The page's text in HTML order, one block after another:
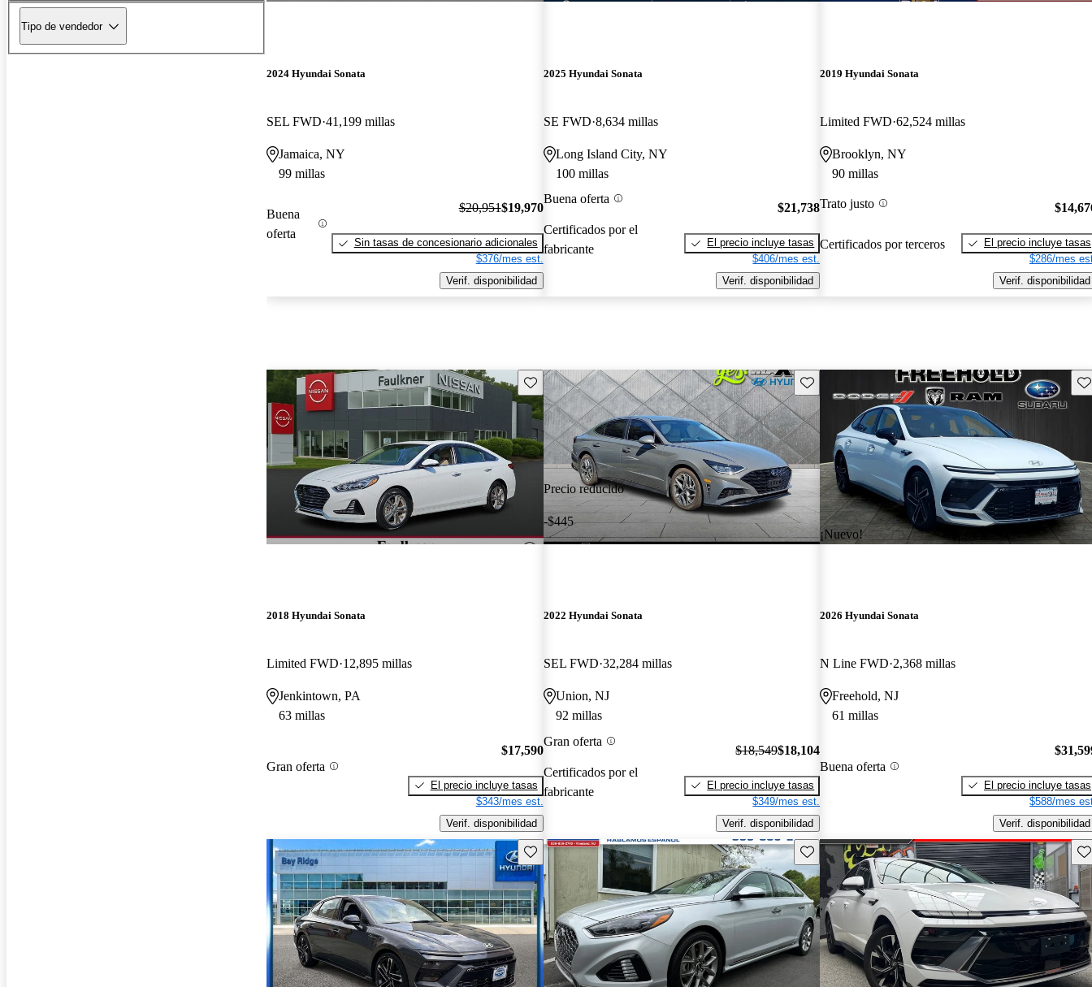
Tipo de vendedor
2024 Hyundai Sonata
SEL FWD 41,199 millas
Jamaica, NY
99 millas
Buena
oferta
$20,951$19,970
Sin tasas de concesionario adicionales
$376/mes est.
Verif. disponibilidad
2025 Hyundai Sonata
SE FWD 8,634 millas
Long Island City, NY
100 millas
Buena oferta
Certificados por el
fabricante
$21,738
El precio incluye tasas
$406/mes est.
Verif. disponibilidad
2019 Hyundai Sonata
Limited FWD 62,524 millas
Brooklyn, NY
90 millas
Trato justo
Certificados por terceros
El precio incluye tasas
$286/mes
Verif. disponibilidad
Guarda este Aviso
2018 Hyundai Sonata
Limited FWD 12,895 millas
Jenkintown, PA
63 millas
Gran oferta
$17,590
El precio incluye tasas
$343/mes est.
Verif. disponibilidad
Precio reducido
-$445
Guarda este Aviso
2022 Hyundai Sonata
SEL FWD 32,284 millas
Union, NJ
92 millas
Gran oferta
Certificados por el
fabricante
$18,549$18,104
El precio incluye tasas
$349/mes est.
Verif. disponibilidad
¡Nuevo!
2026 Hyundai Sonata
N Line FWD 2,368 millas
Freehold, NJ
61 millas
Buena oferta
El precio incluye tasas
$588/mes
Verif. disponibilidad
Guarda este Aviso Guarda este Aviso